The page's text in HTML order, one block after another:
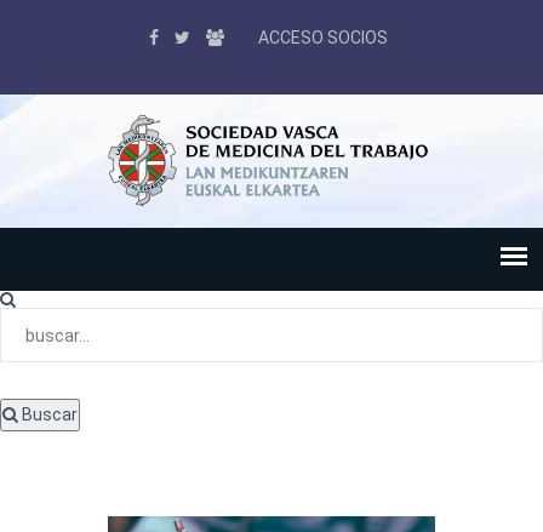
ACCESO SOCIOS
Buscar